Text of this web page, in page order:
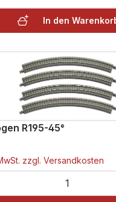
In den
R195-45°
zzgl. Versandkosten
Anzahl: Gib